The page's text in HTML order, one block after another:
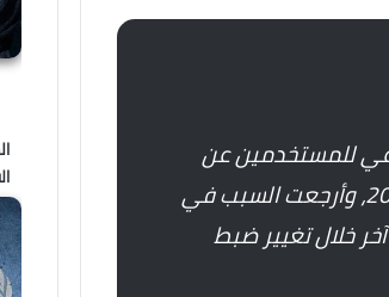
للمستخدمين عن
اضطراب الخدمات لمدة ساعتين يوم الجمعة 08 أكتوبر 2021، وأرجعت السبب في
خلال تغيير ضبط